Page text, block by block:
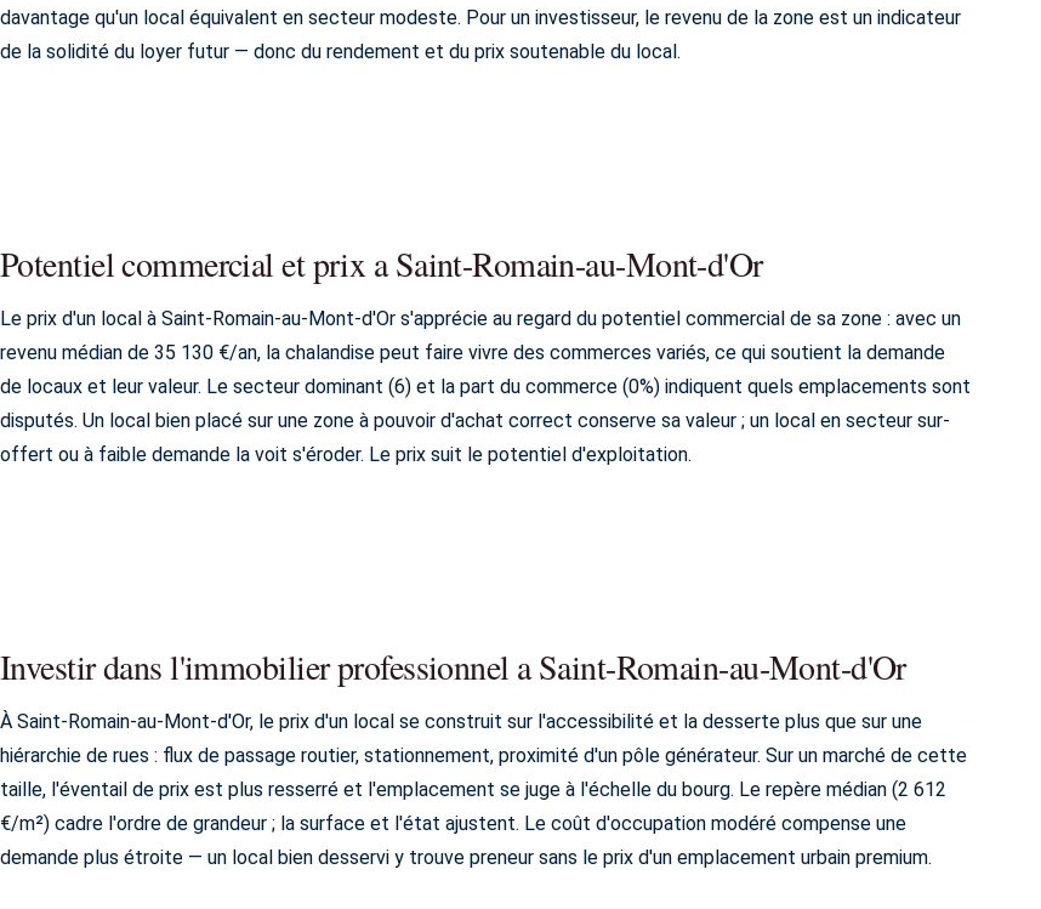
davantage qu'un local équivalent en secteur modeste. Pour un investisseur, le revenu de la zone est un indicateur
de la solidité du loyer futur — donc du rendement et du prix soutenable du local.
Potentiel commercial et prix a Saint-Romain-au-Mont-d'Or
Le prix d'un local à Saint-Romain-au-Mont-d'Or s'apprécie au regard du potentiel commercial de sa zone : avec un
revenu médian de 35 130 €/an, la chalandise peut faire vivre des commerces variés, ce qui soutient la demande
de locaux et leur valeur. Le secteur dominant (6) et la part du commerce (0%) indiquent quels emplacements sont
disputés. Un local bien placé sur une zone à pouvoir d'achat correct conserve sa valeur ; un local en secteur sur-
offert ou à faible demande la voit s'éroder. Le prix suit le potentiel d'exploitation.
Investir dans l'immobilier professionnel a Saint-Romain-au-Mont-d'Or
À Saint-Romain-au-Mont-d'Or, le prix d'un local se construit sur l'accessibilité et la desserte plus que sur une
hiérarchie de rues : flux de passage routier, stationnement, proximité d'un pôle générateur. Sur un marché de cette
taille, l'éventail de prix est plus resserré et l'emplacement se juge à l'échelle du bourg. Le repère médian (2 612
€/m²) cadre l'ordre de grandeur ; la surface et l'état ajustent. Le coût d'occupation modéré compense une
demande plus étroite — un local bien desservi y trouve preneur sans le prix d'un emplacement urbain premium.